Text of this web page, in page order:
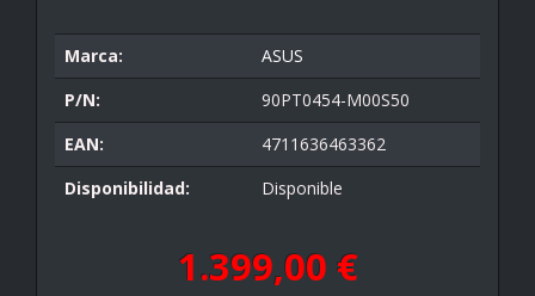
Marca:
ASUS
P/N:
90PT0454-M00S50
EAN:
4711636463362
Disponibilidad:
Disponible
1.399,00 €